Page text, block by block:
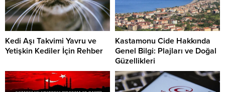
Kedi Aşı Takvimi Yavru ve
Yetişkin Kediler İçin Rehber
Kastamonu Cide Hakkında
Genel Bilgi: Plajları ve Doğal
Güzellikleri